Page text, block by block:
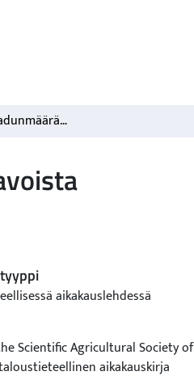
Viljelykasvien laadunmääräämistavoista
aikakauslehdessä
Scientific Agricultural Society of
aikakauskirja